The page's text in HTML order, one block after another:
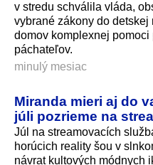
v stredu schválila vláda,
vybrané zákony do
domov komplexnej
páchateľov.
minulý mesiac
Miranda mieri aj do
júli pozrieme na
Júl na streamovacích
horúcich reality šou v
návrat kultových módnych